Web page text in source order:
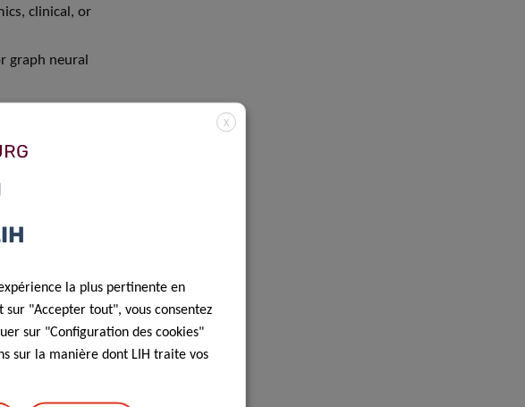
clinical, or
graph neural
X
la plus pertinente en
"Accepter tout", vous consentez
sur "Configuration des cookies"
sur la manière dont LIH traite vos